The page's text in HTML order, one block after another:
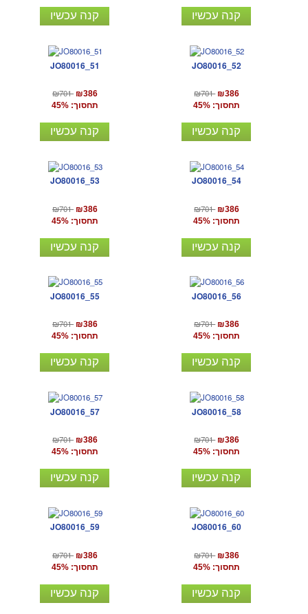
קנה עכשיו קנה עכשיו
JO80016_51
₪701 ₪386
תחסוך: 45%
קנה עכשיו
JO80016_52
₪701 ₪386
תחסוך: 45%
קנה עכשיו
JO80016_53
₪701 ₪386
תחסוך: 45%
קנה עכשיו
JO80016_54
₪701 ₪386
תחסוך: 45%
קנה עכשיו
JO80016_55
₪701 ₪386
תחסוך: 45%
קנה עכשיו
JO80016_56
₪701 ₪386
תחסוך: 45%
קנה עכשיו
JO80016_57
₪701 ₪386
תחסוך: 45%
קנה עכשיו
JO80016_58
₪701 ₪386
תחסוך: 45%
קנה עכשיו
JO80016_59
₪701 ₪386
תחסוך: 45%
קנה עכשיו
JO80016_60
₪701 ₪386
תחסוך: 45%
קנה עכשיו